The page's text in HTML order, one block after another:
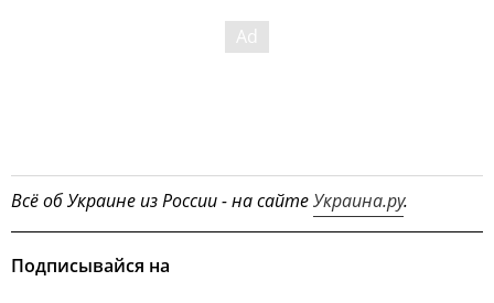
Всё об Украине из России - на сайтеУкраина.ру.
Подписывайся на